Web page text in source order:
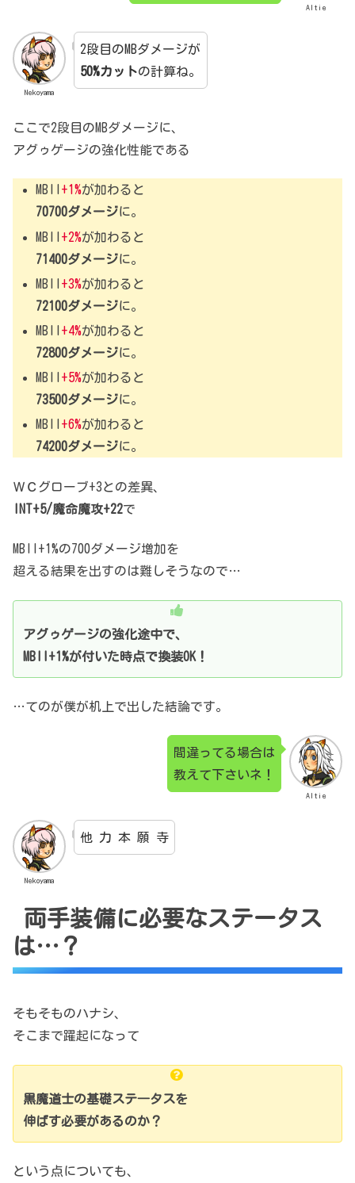
Altie
Nekoyama
2段目のMBダメージが
50%カットの計算ね。
ここで2段目のMBダメージに、
アグゥゲージの強化性能である
MBII +1%が加わると
70700ダメージに。
MBII +2%が加わると
71400ダメージに。
MBII +3%が加わると
72100ダメージに。
MBII +4%が加わると
72800ダメージに。
MBII +5%が加わると
73500ダメージに。
MBII +6%が加わると
74200ダメージに。
ＷＣグローブ+3との差異、
INT+5/魔命魔攻+22で
MBII+1%の700ダメージ増加を
超える結果を出すのは難しそうなので…
アグゥゲージの強化途中で、
MBII+1%が付いた時点で換装OK！
…てのが僕が机上で出した結論です。
Altie
間違ってる場合は
教えて下さいネ！
Nekoyama
他 力 本 願 寺
両手装備に必要なステータス
は…？
そもそものハナシ、
そこまで躍起になって
黒魔道士の基礎ステ―タスを
伸ばす必要があるのか？
という点についても、